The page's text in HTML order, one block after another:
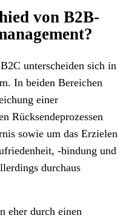
von B2B-
unterscheiden sich in
In beiden Bereichen
einer
Rücksendeprozessen
sowie um das Erzielen
-bindung und
durchaus
eher durch einen